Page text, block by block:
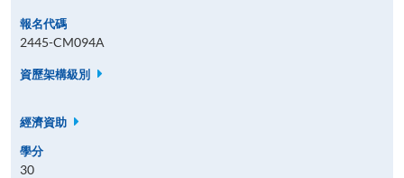
報名代碼
2445-CM094A
資歷架構級別
經濟資助
學分
30